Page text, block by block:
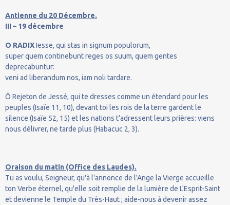
Antienne du 20 Décembre.
III – 19 décembre
O RADIXIesse, qui stas in signum populorum,
super quem continebunt reges os suum, quem gentes
deprecabuntur:
veni ad liberandum nos, iam noli tardare.
Ô Rejeton de Jessé, qui te dresses comme un étendard pour les
peuples (Isaïe 11, 10), devant toi les rois de la terre gardent le
silence (Isaïe 52, 15) et les nations t’adressent leurs prières: viens
nous délivrer, ne tarde plus (Habacuc 2, 3).
Oraison du matin (Office des Laudes).
Tu as voulu, Seigneur, qu'à l'annonce de l'Ange la Vierge accueille
ton Verbe éternel, qu'elle soit remplie de la lumière de L'Esprit-Saint
et devienne le Temple du Très-Haut ; aide-nous à devenir assez